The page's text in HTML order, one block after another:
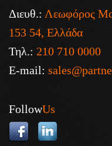
Διευθ.: Λεωφόρος
153 54, Ελλάδα
Τηλ.: 210 710 0000
E-mail:
FollowUs